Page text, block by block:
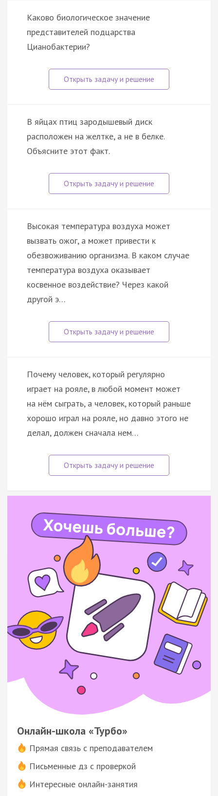
Каково биологическое значение
представителей подцарства
Цианобактерии?
В яйцах птиц зародышевый диск
расположен на желтке, а не в белке.
Объясните этот факт.
Высокая температура воздуха может
вызвать ожог, а может привести к
обезвоживанию организма. В каком случае
температура воздуха оказывает
косвенное воздействие? Через какой
другой э…
Почему человек, который регулярно
играет на рояле, в любой момент может
на нём сыграть, а человек, который раньше
хорошо играл на рояле, но давно этого не
делал, должен сначала нем…
Онлайн-школа «Турбо»
Прямая связь с преподавателем
Письменные дз с проверкой
Интересные онлайн-занятия